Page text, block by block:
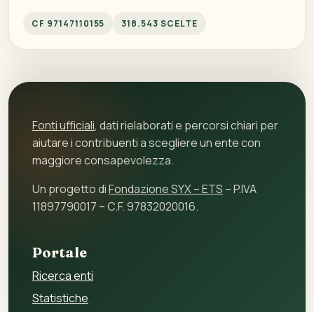
CF 97147110155 318.543 SCELTE
Fonti ufficiali, dati rielaborati e percorsi chiari per
aiutare i contribuenti a scegliere un ente con
maggiore consapevolezza.
Un progetto diFondazione SYX – ETS – P.IVA
11897790017 – C.F. 97832020016.
Portale
Ricerca enti
Statistiche